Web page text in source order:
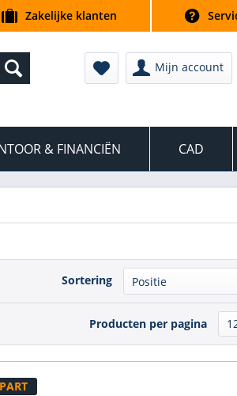
Zakelijke klanten
Mijn account
& FINANCIËN CAD
Sortering
Producten per pagina